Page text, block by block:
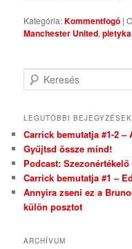
Kategória:Kommentfogó |
Manchester United,pletyka
Keresés
LEGUTÓBBI BEJEGYZÉSEK
Carrick bemutatja #1-2 –
Gyűjtsd össze mind!
Podcast:
Carrick bemutatja #1 –
Annyira zseni ez a
külön posztot
ARCHÍVUM